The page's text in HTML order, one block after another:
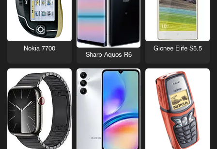
Gionee Elife S5.5
Sharp Aquos R6
Nokia 7700